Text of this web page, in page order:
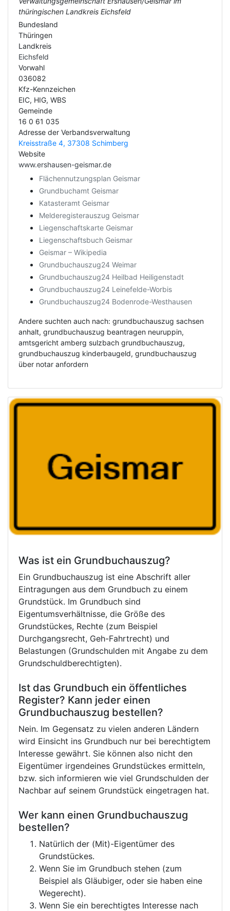
thüringischen Landkreis Eichsfeld
Bundesland
Thüringen
Landkreis
Eichsfeld
Vorwahl
036082
Kfz-Kennzeichen
EIC, HIG, WBS
Gemeinde
16 0 61 035
Adresse der Verbandsverwaltung
Kreisstraße 4, 37308 Schimberg
Website
www.ershausen-geismar.de
Flächennutzungsplan Geismar
Grundbuchamt Geismar
Katasteramt Geismar
Melderegisterauszug Geismar
Liegenschaftskarte Geismar
Liegenschaftsbuch Geismar
Geismar – Wikipedia
Grundbuchauszug24 Weimar
Grundbuchauszug24 Heilbad Heiligenstadt
Grundbuchauszug24 Leinefelde-Worbis
Grundbuchauszug24 Bodenrode-Westhausen
Andere suchten auch nach: grundbuchauszug sachsen
anhalt, grundbuchauszug beantragen neuruppin,
amtsgericht amberg sulzbach grundbuchauszug,
grundbuchauszug kinderbaugeld, grundbuchauszug
über notar anfordern
Was ist ein Grundbuchauszug?
Ein Grundbuchauszug ist eine Abschrift aller
Eintragungen aus dem Grundbuch zu einem
Grundstück. Im Grundbuch sind
Eigentumsverhältnisse, die Größe des
Grundstückes, Rechte (zum Beispiel
Durchgangsrecht, Geh-Fahrtrecht) und
Belastungen (Grundschulden mit Angabe zu dem
Grundschuldberechtigten).
Ist das Grundbuch ein öffentliches
Register? Kann jeder einen
Grundbuchauszug bestellen?
Nein. Im Gegensatz zu vielen anderen Ländern
wird Einsicht ins Grundbuch nur bei berechtigtem
Interesse gewährt. Sie können also nicht den
Eigentümer irgendeines Grundstückes ermitteln,
bzw. sich informieren wie viel Grundschulden der
Nachbar auf seinem Grundstück eingetragen hat.
Wer kann einen Grundbuchauszug
bestellen?
Natürlich der (Mit)-Eigentümer des
Grundstückes.
Wenn Sie im Grundbuch stehen (zum
Beispiel als Gläubiger, oder sie haben eine
Wegerecht).
Wenn Sie ein berechtigtes Interesse nach